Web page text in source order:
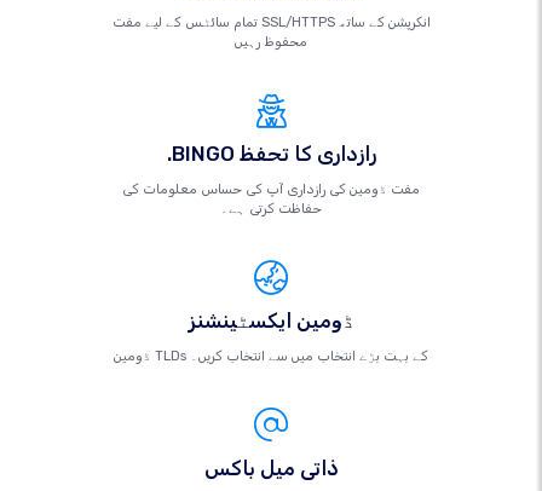
تمام سائٹس کے لیے مفت SSL/HTTPS انکرپشن کے ساتھ
محفوظ رہیں
.BINGO رازداری کا تحفظ
مفت ڈومین کی رازداری آپ کی حساس معلومات کی
حفاظت کرتی ہے۔
ڈومین ایکسٹینشنز
ڈومین TLDs کے بہت بڑے انتخاب میں سے انتخاب کریں۔
ذاتی میل باکس